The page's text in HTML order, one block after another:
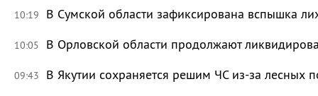
10:19 В Сумской области зафиксирована вспышка
10:05 В Орловской области продолжают
09:43 В Якутии сохраняется решим ЧС из-за лесных